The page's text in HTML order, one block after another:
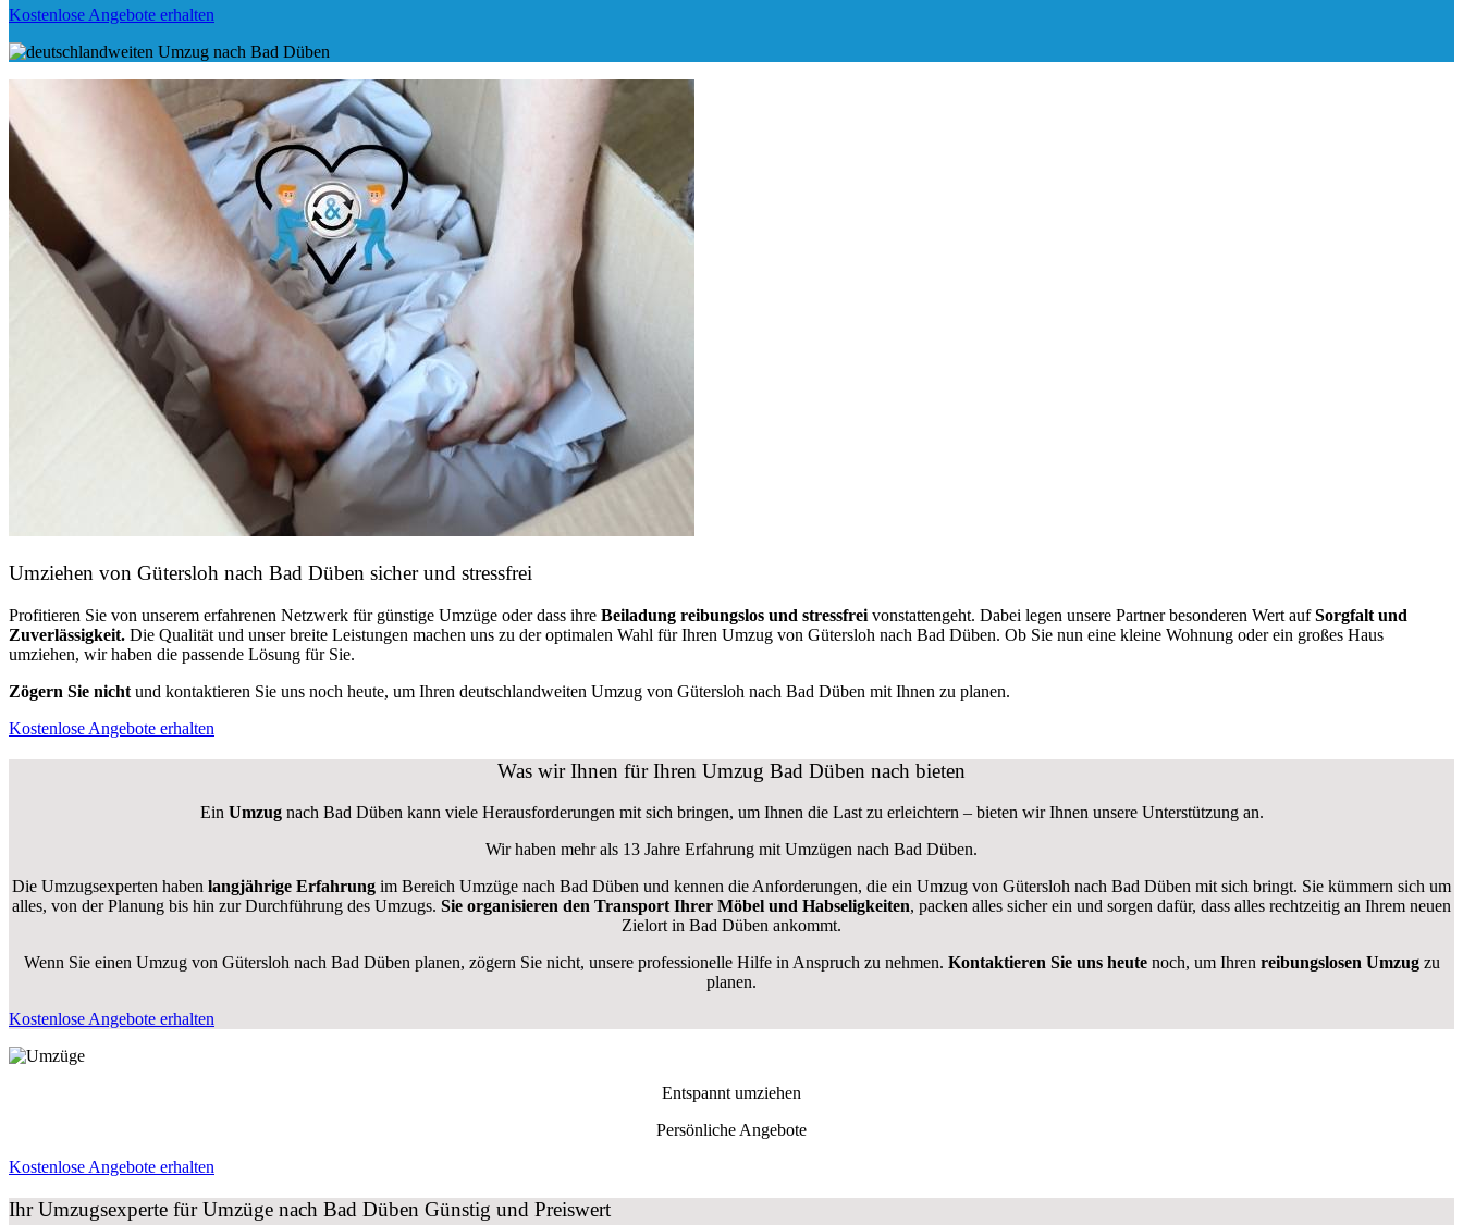
Kostenlose Angebote erhalten
Umziehen von Gütersloh nach Bad Düben sicher und stressfrei
Profitieren Sie von unserem erfahrenen Netzwerk für günstige Umzüge oder dass ihre Beiladung reibungslos und stressfrei vonstattengeht. Dabei legen unsere Partner besonderen Wert aufSorgfalt und
Zuverlässigkeit. Die Qualität und unser breite Leistungen machen uns zu der optimalen Wahl für Ihren Umzug von Gütersloh nach Bad Düben. Ob Sie nun eine kleine Wohnung oder ein großes Haus
umziehen, wir haben die passende Lösung für Sie.
Zögern Sie nicht und kontaktieren Sie uns noch heute, um Ihren deutschlandweiten Umzug von Gütersloh nach Bad Düben mit Ihnen zu planen.
Kostenlose Angebote erhalten
Was wir Ihnen für Ihren Umzug Bad Düben nach bieten
Ein Umzugnach Bad Düben kann viele Herausforderungen mit sich bringen, um Ihnen die Last zu erleichtern – bieten wir Ihnen unsere Unterstützung an.
Wir haben mehr als 13 Jahre Erfahrung mit Umzügen nach Bad Düben.
Die Umzugsexperten haben langjährige Erfahrung im Bereich Umzüge nach Bad Düben und kennen die Anforderungen, die ein Umzug von Gütersloh nach Bad Düben mit sich bringt. Sie kümmern sich um
alles, von der Planung bis hin zur Durchführung des Umzugs. Sie organisieren den Transport Ihrer Möbel und Habseligkeiten, packen alles sicher ein und sorgen dafür, dass alles rechtzeitig an Ihrem neuen
Zielort in Bad Düben ankommt.
Wenn Sie einen Umzug von Gütersloh nach Bad Düben planen, zögern Sie nicht, unsere professionelle Hilfe in Anspruch zu nehmen. Kontaktieren Sie uns heutenoch, um Ihren reibungslosen Umzugzu
planen.
Kostenlose Angebote erhalten
Entspannt umziehen
Persönliche Angebote
Kostenlose Angebote erhalten
Ihr Umzugsexperte für Umzüge nach Bad Düben Günstig und Preiswert